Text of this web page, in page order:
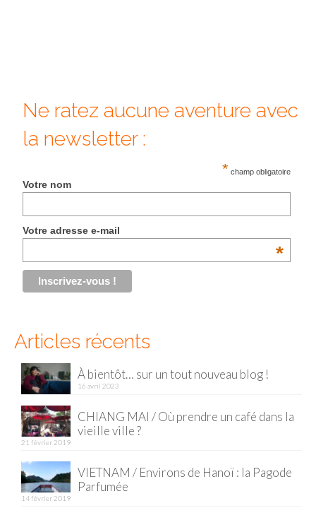
Restos asiatiques
Marchés
HANOI
Cafés avec vue sur lac
Marchés
Cafés
PARIS
Restos chinois
Restos coréens
Restos japonais
Ne ratez aucune aventure avec
la newsletter :
* champ obligatoire
Votre nom
Votre adresse e-mail
*
Articles récents
À bientôt… sur un tout nouveau blog !
16 avril 2023
CHIANG MAI / Où prendre un café dans la
vieille ville ?
21 février 2019
VIETNAM / Environs de Hanoï : la Pagode
Parfumée
14 février 2019